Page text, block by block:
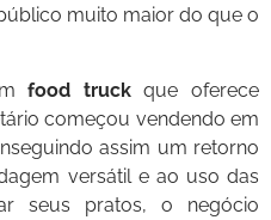
muito maior do que o
food truckque oferece
começou vendendo em
assim um retorno
versátil e ao uso das
seus pratos, o negócio